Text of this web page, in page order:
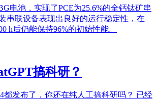
电池，实现了PCE为25.6%的全钙钛矿串
串联设备表现出良好的运行稳定性，在
h后仍能保持96%的初始性能。
搞科研？
都发布了，你还在纯人工搞科研吗？ 已经